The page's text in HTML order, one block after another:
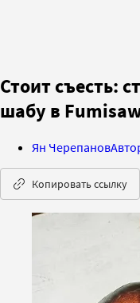
Стоит съесть:
шабу в
Ян Черепанов
Копировать ссылку